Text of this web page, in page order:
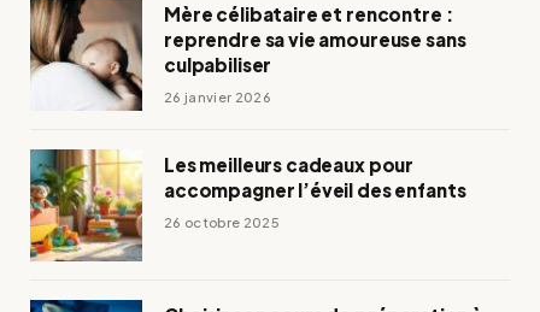
Mère célibataire et rencontre :
reprendre sa vie amoureuse sans
culpabiliser
26 janvier 2026
Les meilleurs cadeaux pour
accompagner l’éveil des enfants
26 octobre 2025